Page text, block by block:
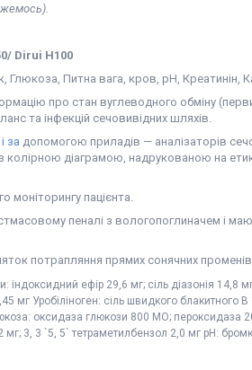
Dirui H100
Глюкоза, Питна вага, кров, pH, Креатинін,
про стан вуглеводного обміну
та інфекцій сечовивідних шляхів.
за допомогою приладів — аналізаторів
діаграмою, надрукованою на
моніторингу пацієнта.
пеналі з вологопоглиначем і
потрапляння прямих сонячних променів.
індоксидний ефір 29,6 мг; сіль діазонія 14,8
мг Уробіліноген: сіль швидкого блакитного В
оксидаза глюкози 800 МО; пероксидаза
3, 3 `5, 5` тетраметилбензол 2,0 мг pH: